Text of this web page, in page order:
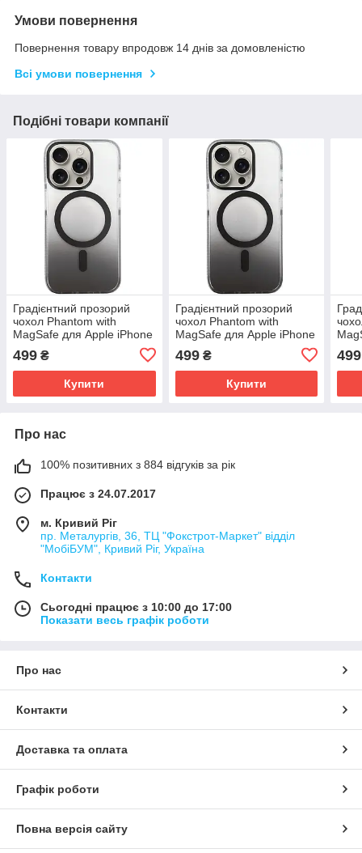
Умови повернення
Повернення товару впродовж 14 днів за домовленістю
Всі умови повернення
Подібні товари компанії
Градієнтний прозорий
чохол Phantom with
MagSafe для Apple iPhone
TPU+PC Grey
499 ₴
Купити
Градієнтний прозорий
чохол Phantom with
MagSafe для Apple iPhone
TPU+PC Black
499₴
Купити
499
Про нас
100% позитивних з 884 відгуків за рік
Працює з 24.07.2017
м. Кривий Ріг
пр. Металургів, 36, ТЦ "Фокстрот-Маркет" відділ
"МобіБУМ", Кривий Ріг, Україна
Контакти
Сьогодні працює з 10:00 до 17:00
Показати весь графік роботи
Про нас
Контакти
Доставка та оплата
Графік роботи
Повна версія сайту